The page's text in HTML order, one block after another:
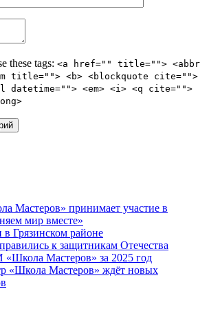
these tags: <a href="" title=""> <abbr
title=""> <b> <blockquote cite="">
datetime=""> <em> <i> <q cite="">
Мастеров» принимает участие в
мир вместе»
в Грязинском районе
к защитникам Отечества
Мастеров» за 2025 год
«Школа Мастеров» ждёт новых